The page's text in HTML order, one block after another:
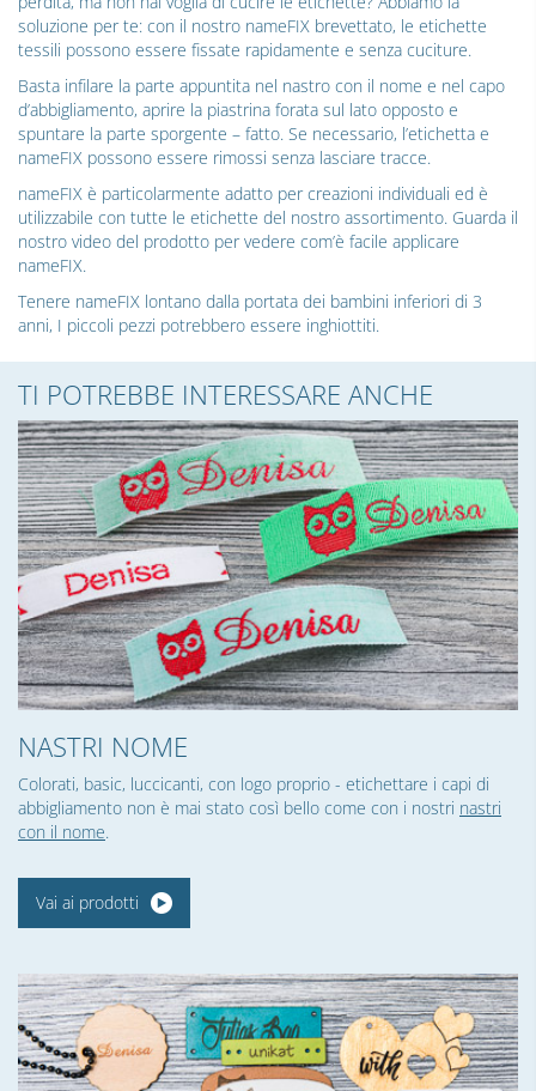
soluzione per te: con il nostro nameFIX brevettato, le etichette
tessili possono essere fissate rapidamente e senza cuciture.
Basta infilare la parte appuntita nel nastro con il nome e nel capo
d’abbigliamento, aprire la piastrina forata sul lato opposto e
spuntare la parte sporgente – fatto. Se necessario, l’etichetta e
nameFIX possono essere rimossi senza lasciare tracce.
nameFIX è particolarmente adatto per creazioni individuali ed è
utilizzabile con tutte le etichette del nostro assortimento. Guarda il
nostro video del prodotto per vedere com’è facile applicare
nameFIX.
Tenere nameFIX lontano dalla portata dei bambini inferiori di 3
anni, I piccoli pezzi potrebbero essere inghiottiti.
TI POTREBBE INTERESSARE ANCHE
NASTRI NOME
Colorati, basic, luccicanti, con logo proprio - etichettare i capi di
abbigliamento non è mai stato così bello come con i nostri nastri
con il nome.
Vai ai prodotti